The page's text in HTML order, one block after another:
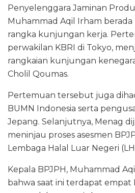
Penyelenggara Jaminan
Muhammad Aqil Irham berada
rangka kunjungan kerja.
perwakilan KBRI di Tokyo,
rangkaian kunjungan
Cholil Qoumas.
Pertemuan tersebut juga
BUMN Indonesia serta
Jepang. Selanjutnya, Menag
meninjau proses asesmen
Lembaga Halal Luar Negeri
Kepala BPJPH, Muhammad
bahwa saat ini terdapat empat